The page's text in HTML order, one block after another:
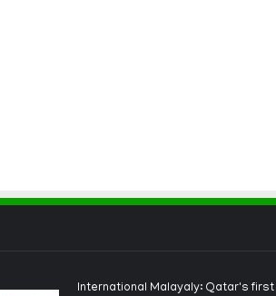
International Malayaly: Qatar's